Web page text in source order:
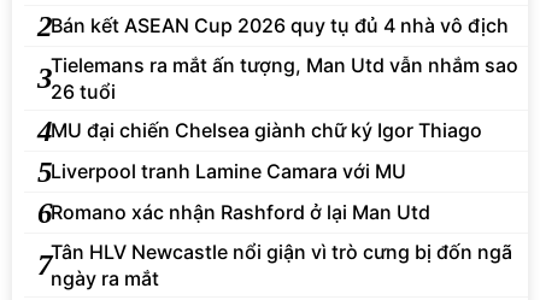
2Bán kết ASEAN Cup 2026 quy tụ đủ 4 nhà vô địch
3Tielemans ra mắt ấn tượng, Man Utd vẫn nhắm sao
26 tuổi
4MU đại chiến Chelsea giành chữ ký Igor Thiago
5Liverpool tranh Lamine Camara với MU
6Romano xác nhận Rashford ở lại Man Utd
7Tân HLV Newcastle nổi giận vì trò cưng bị đốn ngã
ngày ra mắt